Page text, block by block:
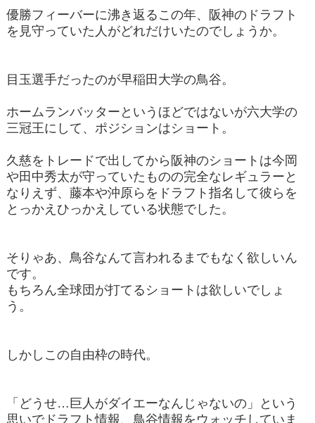
優勝フィーバーに沸き返るこの年、阪神のドラフト
を見守っていた人がどれだけいたのでしょうか。
目玉選手だったのが早稲田大学の鳥谷。
ホームランバッターというほどではないが六大学の
三冠王にして、ポジションはショート。
久慈をトレードで出してから阪神のショートは今岡
や田中秀太が守っていたものの完全なレギュラーと
なりえず、藤本や沖原らをドラフト指名して彼らを
とっかえひっかえしている状態でした。
そりゃあ、鳥谷なんて言われるまでもなく欲しいん
です。
もちろん全球団が打てるショートは欲しいでしょ
う。
しかしこの自由枠の時代。
「どうせ…巨人がダイエーなんじゃないの」という
思いでドラフト情報、鳥谷情報をウォッチしていま